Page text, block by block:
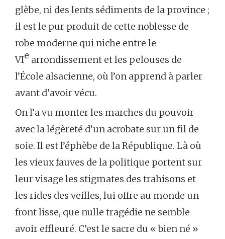
glèbe, ni des lents sédiments de la province ;
il est le pur produit de cette noblesse de
robe moderne qui niche entre le
VIe arrondissement et les pelouses de
l’École alsacienne, où l’on apprend à parler
avant d’avoir vécu.
On l’a vu monter les marches du pouvoir
avec la légèreté d’un acrobate sur un fil de
soie. Il est l’éphèbe de la République. Là où
les vieux fauves de la politique portent sur
leur visage les stigmates des trahisons et
les rides des veilles, lui offre au monde un
front lisse, que nulle tragédie ne semble
avoir effleuré. C’est le sacre du « bien né »